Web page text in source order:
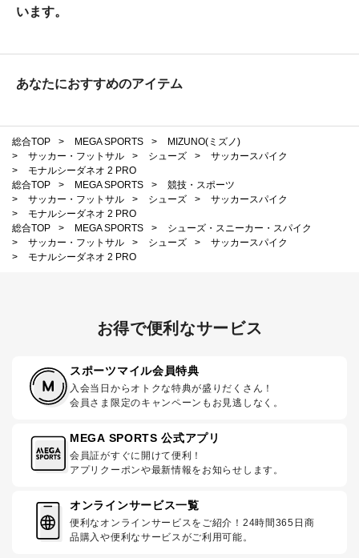
います。
あなたにおすすめのアイテム
総合TOP > MEGA SPORTS >
MIZUNO(ミズノ)
>
サッカー・フットサル > シューズ >
サッカースパイク
>
モナルシーダネオ 2 PRO
総合TOP
> MEGA SPORTS >
競技・スポーツ
>
サッカー・フットサル > シューズ >
サッカースパイク
>
モナルシーダネオ 2 PRO
総合TOP
> MEGA SPORTS >
シューズ・スニーカー・スパイク
>
サッカー・フットサル > シューズ >
サッカースパイク
>
モナルシーダネオ 2 PRO
お得で便利なサービス
スポーツマイル会員特典
入会当日からオトクな特典が盛りだくさん！
会員さま限定のキャンペーンもお見逃しなく。
MEGA SPORTS 公式アプリ
会員証がすぐに開けて便利！
アプリクーポンや最新情報をお知らせします。
オンラインサービス一覧
便利なオンラインサービスをご紹介！24時間365日商
品購入や便利なサービスがご利用可能。